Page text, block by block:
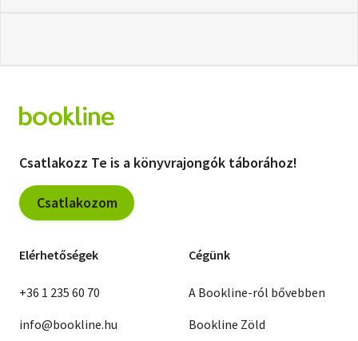
Csatlakozz Te is a könyvrajongók táborához!
Csatlakozom
Elérhetőségek
+36 1 235 60 70
info@bookline.hu
Cégünk
A Bookline-ról bővebben
Bookline Zöld